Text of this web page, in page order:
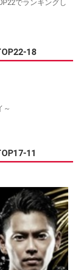
でランキングし
18
～
11